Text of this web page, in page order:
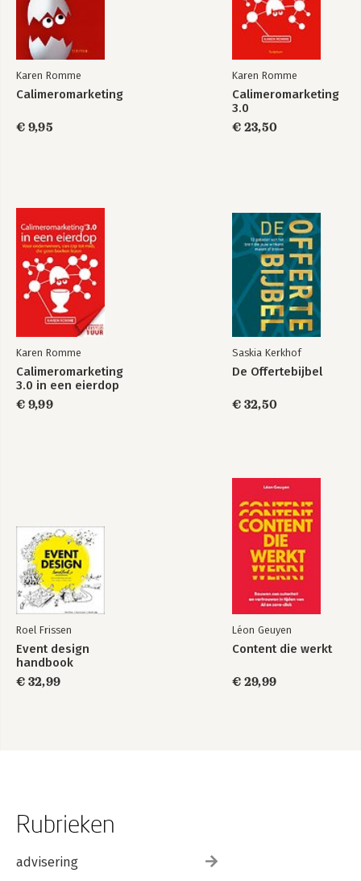
een
klimaatvriendelijker
leven
3.0
Calimeromarketing
3.0 in een eierdop
Calimeromarketing
Bekijk alle boeken
Karen Romme
Calimeromarketing
€ 9,95
Karen Romme
Calimeromarketing
3.0
€ 23,50
Karen Romme
Calimeromarketing
3.0 in een eierdop
€ 9,99
Saskia Kerkhof
De Offertebijbel
€ 32,50
Roel Frissen
Event design
handbook
€ 32,99
Léon Geuyen
Content die werkt
€ 29,99
Rubrieken
advisering